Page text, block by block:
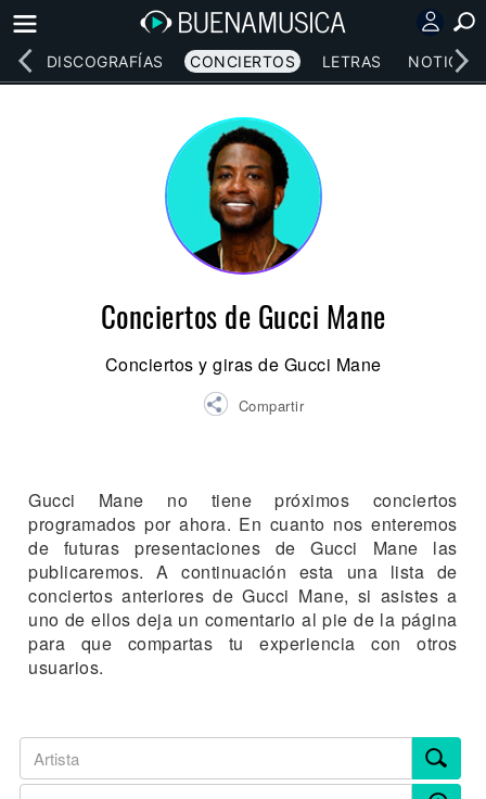
DISCOGRAFÍAS CONCIERTOS LETRAS NOTICIAS
Conciertos de Gucci Mane
Conciertos y giras de Gucci Mane
Compartir
Gucci Mane no tiene próximos conciertos
programados por ahora. En cuanto nos enteremos
de futuras presentaciones de Gucci Mane las
publicaremos. A continuación esta una lista de
conciertos anteriores de Gucci Mane, si asistes a
uno de ellos deja un comentario al pie de la página
para que compartas tu experiencia con otros
usuarios.